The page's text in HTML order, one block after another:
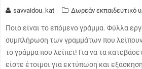
savvaidou_kat Δωρεάν εκπαιδευτικό
Ποιο είναι το επόμενο γράμμα. Φύλλα
συμπλήρωση των γραμμάτων που
το γράμμα που λείπει! Για να τα
είστε έτοιμοι για εκτύπωση και